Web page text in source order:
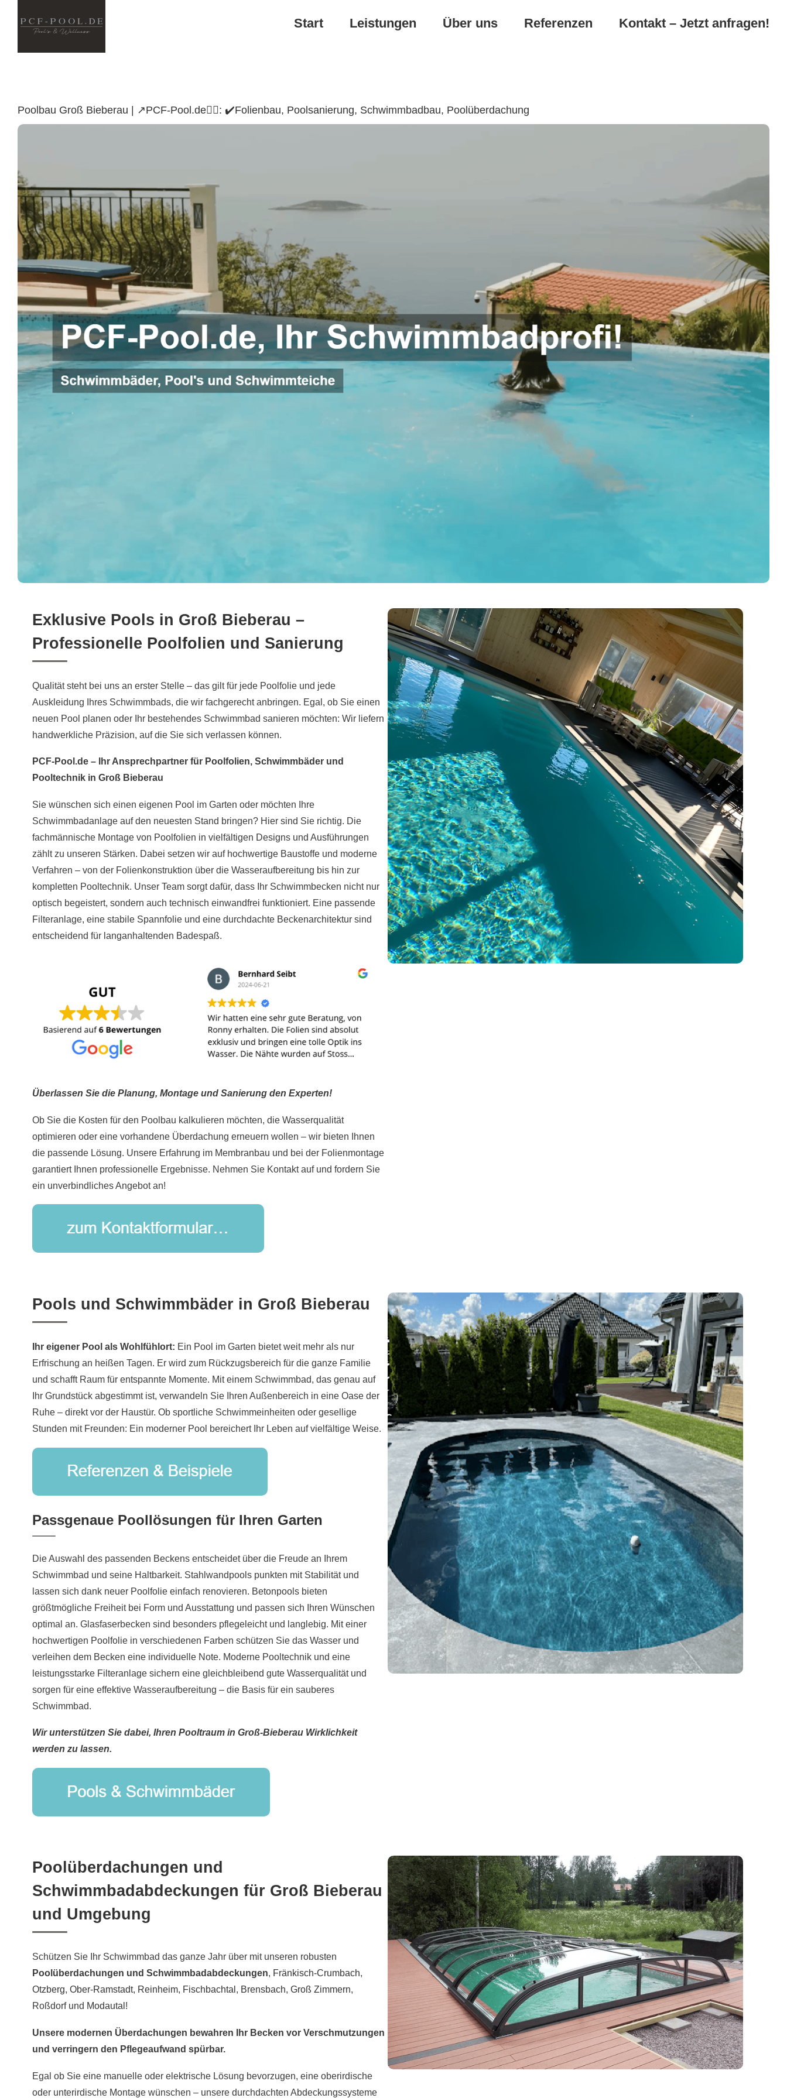
Start Leistungen Über uns Referenzen Kontakt – Jetzt anfragen!
Poolbau Groß Bieberau | ↗️PCF-Pool.de🏊🏼: ✔️Folienbau, Poolsanierung, Schwimmbadbau, Poolüberdachung
Exklusive Pools in Groß Bieberau –
Professionelle Poolfolien und Sanierung
Qualität steht bei uns an erster Stelle – das gilt für jede Poolfolie und jede
Auskleidung Ihres Schwimmbads, die wir fachgerecht anbringen. Egal, ob Sie einen
neuen Pool planen oder Ihr bestehendes Schwimmbad sanieren möchten: Wir liefern
handwerkliche Präzision, auf die Sie sich verlassen können.
PCF-Pool.de – Ihr Ansprechpartner für Poolfolien, Schwimmbäder und
Pooltechnik in Groß Bieberau
Sie wünschen sich einen eigenen Pool im Garten oder möchten Ihre
Schwimmbadanlage auf den neuesten Stand bringen? Hier sind Sie richtig. Die
fachmännische Montage von Poolfolien in vielfältigen Designs und Ausführungen
zählt zu unseren Stärken. Dabei setzen wir auf hochwertige Baustoffe und moderne
Verfahren – von der Folienkonstruktion über die Wasseraufbereitung bis hin zur
kompletten Pooltechnik. Unser Team sorgt dafür, dass Ihr Schwimmbecken nicht nur
optisch begeistert, sondern auch technisch einwandfrei funktioniert. Eine passende
Filteranlage, eine stabile Spannfolie und eine durchdachte Beckenarchitektur sind
entscheidend für langanhaltenden Badespaß.
Überlassen Sie die Planung, Montage und Sanierung den Experten!
Ob Sie die Kosten für den Poolbau kalkulieren möchten, die Wasserqualität
optimieren oder eine vorhandene Überdachung erneuern wollen – wir bieten Ihnen
die passende Lösung. Unsere Erfahrung im Membranbau und bei der Folienmontage
garantiert Ihnen professionelle Ergebnisse. Nehmen Sie Kontakt auf und fordern Sie
ein unverbindliches Angebot an!
Pools und Schwimmbäder in Groß Bieberau
Ihr eigener Pool als Wohlfühlort: Ein Pool im Garten bietet weit mehr als nur
Erfrischung an heißen Tagen. Er wird zum Rückzugsbereich für die ganze Familie
und schafft Raum für entspannte Momente. Mit einem Schwimmbad, das genau auf
Ihr Grundstück abgestimmt ist, verwandeln Sie Ihren Außenbereich in eine Oase der
Ruhe – direkt vor der Haustür. Ob sportliche Schwimmeinheiten oder gesellige
Stunden mit Freunden: Ein moderner Pool bereichert Ihr Leben auf vielfältige Weise.
Passgenaue Poollösungen für Ihren Garten
Die Auswahl des passenden Beckens entscheidet über die Freude an Ihrem
Schwimmbad und seine Haltbarkeit. Stahlwandpools punkten mit Stabilität und
lassen sich dank neuer Poolfolie einfach renovieren. Betonpools bieten
größtmögliche Freiheit bei Form und Ausstattung und passen sich Ihren Wünschen
optimal an. Glasfaserbecken sind besonders pflegeleicht und langlebig. Mit einer
hochwertigen Poolfolie in verschiedenen Farben schützen Sie das Wasser und
verleihen dem Becken eine individuelle Note. Moderne Pooltechnik und eine
leistungsstarke Filteranlage sichern eine gleichbleibend gute Wasserqualität und
sorgen für eine effektive Wasseraufbereitung – die Basis für ein sauberes
Schwimmbad.
Wir unterstützen Sie dabei, Ihren Pooltraum in Groß-Bieberau Wirklichkeit
werden zu lassen.
Poolüberdachungen und
Schwimmbadabdeckungen für Groß Bieberau
und Umgebung
Schützen Sie Ihr Schwimmbad das ganze Jahr über mit unseren robusten
Poolüberdachungen und Schwimmbadabdeckungen, Fränkisch-Crumbach,
Otzberg, Ober-Ramstadt, Reinheim, Fischbachtal , Brensbach, Groß Zimmern,
Roßdorf und Modautal !
Unsere modernen Überdachungen bewahren Ihr Becken vor Verschmutzungen
und verringern den Pflegeaufwand spürbar.
Egal ob Sie eine manuelle oder elektrische Lösung bevorzugen, eine oberirdische
oder unterirdische Montage wünschen – unsere durchdachten Abdeckungssysteme